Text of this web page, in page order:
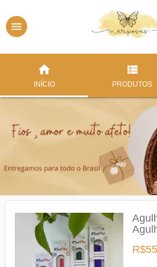
INÍCIO PRODUTOS